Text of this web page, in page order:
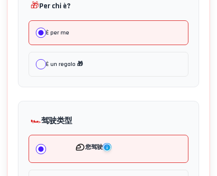
🎁Per chi è?
È per me
È un regalo 🎁
🏎️驾驶类型
您驾驶